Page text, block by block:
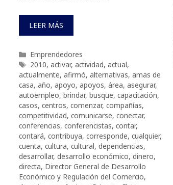
LEER MÁS
Categorías
Emprendedores
Etiquetas
2010, activar, actividad, actual,
actualmente, afirmó, alternativas, amas de
casa, año, apoyo, apoyos, área, asegurar,
autoempleo, brindar, busque, capacitación,
casos, centros, comenzar, compañías,
competitividad, comunicarse, conectar,
conferencias, conferencistas, contar,
contará, contribuya, corresponde, cualquier,
cuenta, cultura, cultural, dependencias,
desarrollar, desarrollo económico, dinero,
directa, Director General de Desarrollo
Económico y Regulación del Comercio,